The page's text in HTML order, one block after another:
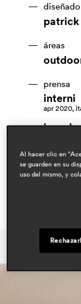
áreas
prensa
interni
apr 2020,
ioarch
Al hacer clic en
se guarden en su
uso del mismo, y